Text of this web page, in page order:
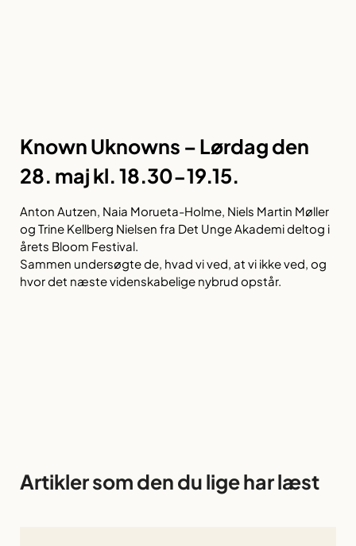
Known Uknowns – Lørdag den
28. maj kl. 18.30-19.15.
Anton Autzen, Naia Morueta-Holme, Niels Martin Møller
og Trine Kellberg Nielsen fra Det Unge Akademi deltog i
årets Bloom Festival.
Sammen undersøgte de, hvad vi ved, at vi ikke ved, og
hvor det næste videnskabelige nybrud opstår.
Artikler som den du lige har læst